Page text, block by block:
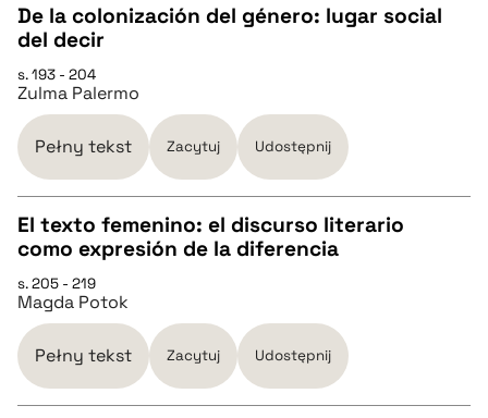
pobierz cytat
pobierz cytat
BIBTEX
pobierz cytat
De la colonización del género: lugar social
del decir
s. 193 - 204
Zulma Palermo
Pełny tekst Zacytuj Udostępnij
CZYSTY TEKST
pobierz cytat
BIBTEX
El texto femenino: el discurso literario
como expresión de la diferencia
s. 205 - 219
Magda Potok
Pełny tekst Zacytuj Udostępnij